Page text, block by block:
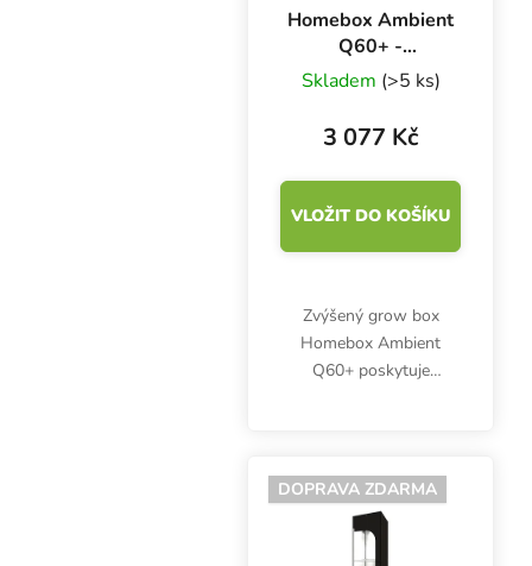
Homebox Ambient
Q60+ -
60x60x160 cm
Skladem (>5 ks)
3 077 Kč
VLOŽIT DO KOŠÍKU
Zvýšený grow box
Homebox Ambient
Q60+ poskytuje
160 cm.
DOPRAVA ZDARMA